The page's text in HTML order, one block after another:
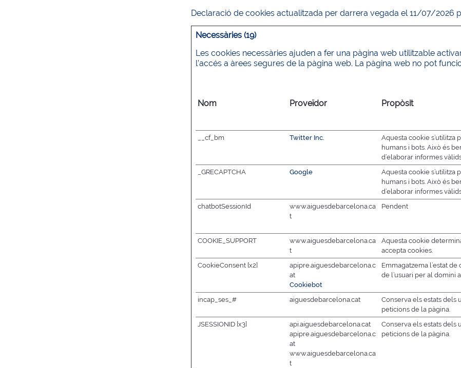
Declaració de cookies actualitzada per darrera vegada el 11/07/2026
Necessàries (19)
Les cookies necessàries ajuden a fer una pàgina web utilitzable
l’accés a àrees segures de la pàgina web. La pàgina web no pot
Nom Proveïdor Propòsit
__cf_bm Twitter Inc.
Aquesta cookie s’utilitza
humans i bots. Això és
d’elaborar informes
_GRECAPTCHA Google
Aquesta cookie s’utilitza
humans i bots. Això és
d’elaborar informes
chatbotSessionId
www.aiguesdebarcelona.ca
t
Pendent
COOKIE_SUPPORT
www.aiguesdebarcelona.ca
t
Aquesta cookie
accepta cookies.
CookieConsent [x2]
apipre.aiguesdebarcelona.c
at
Cookiebot
Emmagatzema l’estat
de l’usuari per al domini
incap_ses_# aiguesdebarcelona.cat
Conserva els estats dels
peticions de la pàgina.
JSESSIONID [x3]
api.aiguesdebarcelona.cat
apipre.aiguesdebarcelona.c
at
www.aiguesdebarcelona.ca
t
Conserva els estats dels
peticions de la pàgina.